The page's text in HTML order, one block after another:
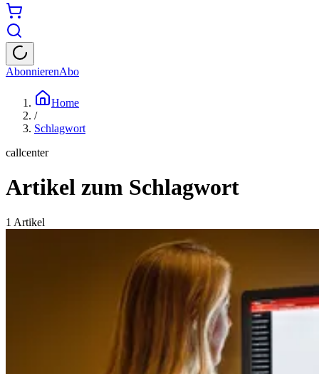
AbonnierenAbo
Home
/
Schlagwort
callcenter
Artikel zum Schlagwort
1 Artikel